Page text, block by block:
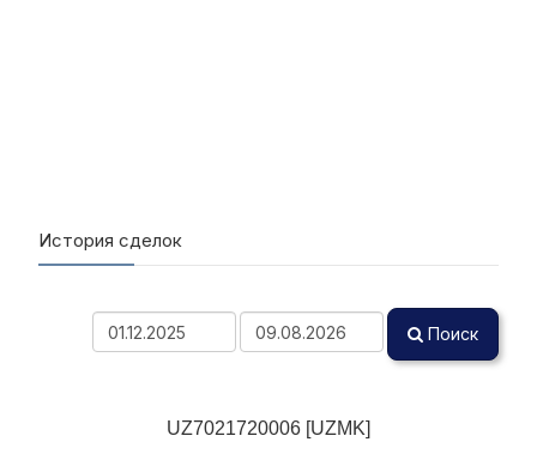
История сделок
Поиск
UZ7021720006 [UZMK]